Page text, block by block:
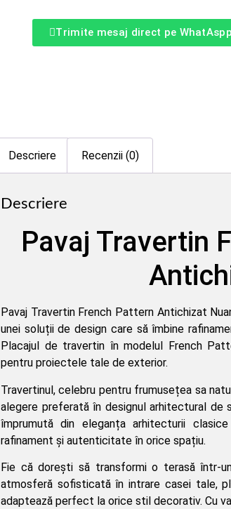
Trimite mesaj direct pe WhatAspp
Descriere Recenzii (0)
Descriere
Pavaj Travertin
Pavaj Travertin French Pattern Antichizat
unei soluții de design care să îmbine
Placajul de travertin în modelul French
pentru proiectele tale de exterior.
Travertinul, celebru pentru frumusețea sa
alegere preferată în designul arhitectural de
împrumută din eleganța arhitecturii
rafinament și autenticitate în orice spațiu.
Fie că dorești să transformi o terasă într-
atmosferă sofisticată în intrare casei tale,
adaptează perfect la orice stil decorativ. Cu